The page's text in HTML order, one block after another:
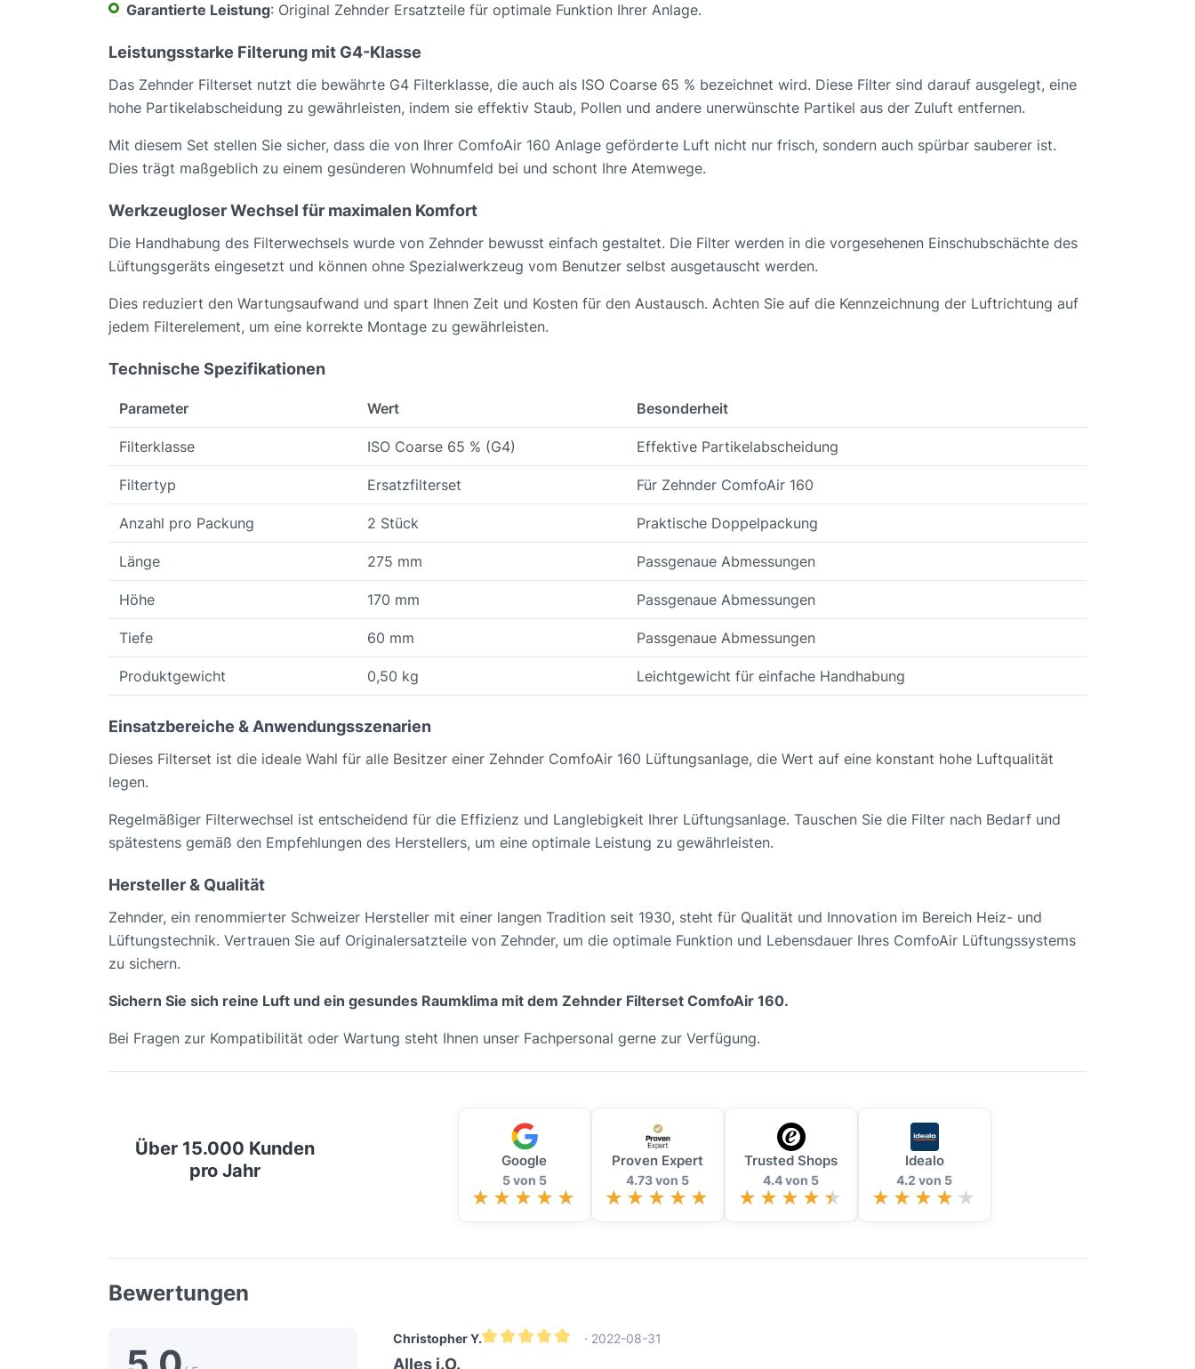
Garantierte Leistung: Original Zehnder Ersatzteile für optimale Funktion Ihrer Anlage.
Leistungsstarke Filterung mit G4-Klasse
Das Zehnder Filterset nutzt die bewährte G4 Filterklasse, die auch als ISO Coarse 65 % bezeichnet wird. Diese Filter sind darauf ausgelegt, eine
hohe Partikelabscheidung zu gewährleisten, indem sie effektiv Staub, Pollen und andere unerwünschte Partikel aus der Zuluft entfernen.
Mit diesem Set stellen Sie sicher, dass die von Ihrer ComfoAir 160 Anlage geförderte Luft nicht nur frisch, sondern auch spürbar sauberer ist.
Dies trägt maßgeblich zu einem gesünderen Wohnumfeld bei und schont Ihre Atemwege.
Werkzeugloser Wechsel für maximalen Komfort
Die Handhabung des Filterwechsels wurde von Zehnder bewusst einfach gestaltet. Die Filter werden in die vorgesehenen Einschubschächte des
Lüftungsgeräts eingesetzt und können ohne Spezialwerkzeug vom Benutzer selbst ausgetauscht werden.
Dies reduziert den Wartungsaufwand und spart Ihnen Zeit und Kosten für den Austausch. Achten Sie auf die Kennzeichnung der Luftrichtung auf
jedem Filterelement, um eine korrekte Montage zu gewährleisten.
Technische Spezifikationen
Parameter Wert Besonderheit
Filterklasse ISO Coarse 65 % (G4) Effektive Partikelabscheidung
Filtertyp Ersatzfilterset Für Zehnder ComfoAir 160
Anzahl pro Packung 2 Stück Praktische Doppelpackung
Länge 275 mm Passgenaue Abmessungen
Höhe 170 mm Passgenaue Abmessungen
Tiefe 60 mm Passgenaue Abmessungen
Produktgewicht 0,50 kg Leichtgewicht für einfache Handhabung
Einsatzbereiche & Anwendungsszenarien
Dieses Filterset ist die ideale Wahl für alle Besitzer einer Zehnder ComfoAir 160 Lüftungsanlage, die Wert auf eine konstant hohe Luftqualität
legen.
Regelmäßiger Filterwechsel ist entscheidend für die Effizienz und Langlebigkeit Ihrer Lüftungsanlage. Tauschen Sie die Filter nach Bedarf und
spätestens gemäß den Empfehlungen des Herstellers, um eine optimale Leistung zu gewährleisten.
Hersteller & Qualität
Zehnder, ein renommierter Schweizer Hersteller mit einer langen Tradition seit 1930, steht für Qualität und Innovation im Bereich Heiz- und
Lüftungstechnik. Vertrauen Sie auf Originalersatzteile von Zehnder, um die optimale Funktion und Lebensdauer Ihres ComfoAir Lüftungssystems
zu sichern.
Sichern Sie sich reine Luft und ein gesundes Raumklima mit dem Zehnder Filterset ComfoAir 160.
Bei Fragen zur Kompatibilität oder Wartung steht Ihnen unser Fachpersonal gerne zur Verfügung.
Über 15.000 Kunden
pro Jahr
Google
5 von 5
Proven Expert
4.73 von 5
Trusted Shops
4.4 von 5
Idealo
4.2 von 5
Bewertungen
Christopher Y.
· 2022-08-31
Alles i.O.